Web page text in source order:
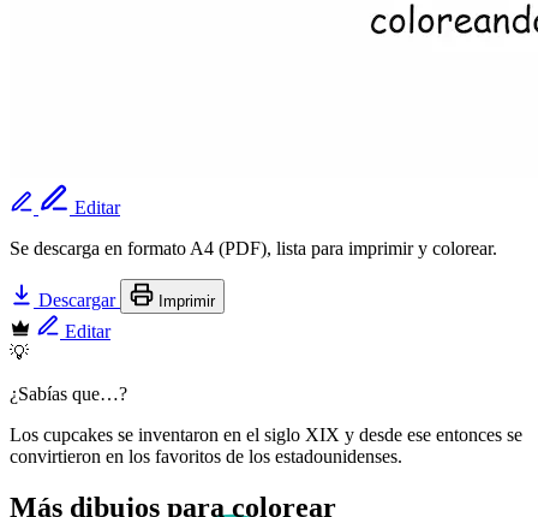
Editar
Se descarga en formato A4 (PDF), lista para imprimir y colorear.
Descargar Imprimir
Editar
💡
¿Sabías que…?
Los cupcakes se inventaron en el siglo XIX y desde ese entonces se
convirtieron en los favoritos de los estadounidenses.
Más dibujos para colorear